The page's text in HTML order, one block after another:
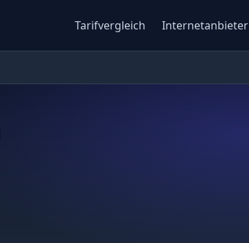
Tarifvergleich Internetanbieter